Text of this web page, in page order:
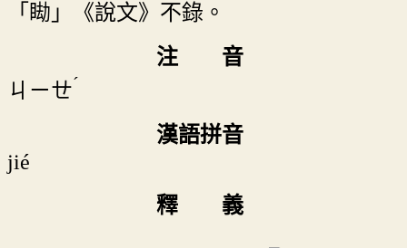
「䀷」《說文》不錄。
注 音
ㄐㄧㄝˊ
漢語拼音
jié
釋 義